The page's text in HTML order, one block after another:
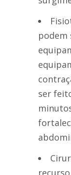
podem
ser